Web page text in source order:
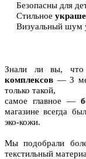
Безопасны для
Стильное
Визуальный шум
Знали ли вы, что
комплексов — 3
только такой,
самое главное —
магазине всегда
эко-кожи.
Мы подобрали
текстильный